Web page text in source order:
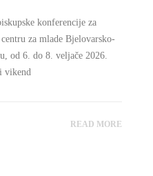
konferencije za
za mlade Bjelovarsko-
od 6. do 8. veljače 2026.
vikend
READ MORE